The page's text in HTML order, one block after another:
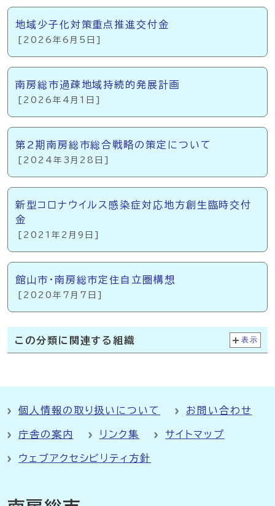
地域少子化対策重点推進交付金
[2026年6月5日]
南房総市過疎地域持続的発展計画
[2026年4月1日]
第2期南房総市総合戦略の策定について
[2024年3月28日]
新型コロナウイルス感染症対応地方創生臨時交付
金
[2021年2月9日]
館山市・南房総市定住自立圏構想
[2020年7月7日]
この分類に関連する組織 表示
個人情報の取り扱いについて お問い合わせ
庁舎の案内 リンク集 サイトマップ
ウェブアクセシビリティ方針